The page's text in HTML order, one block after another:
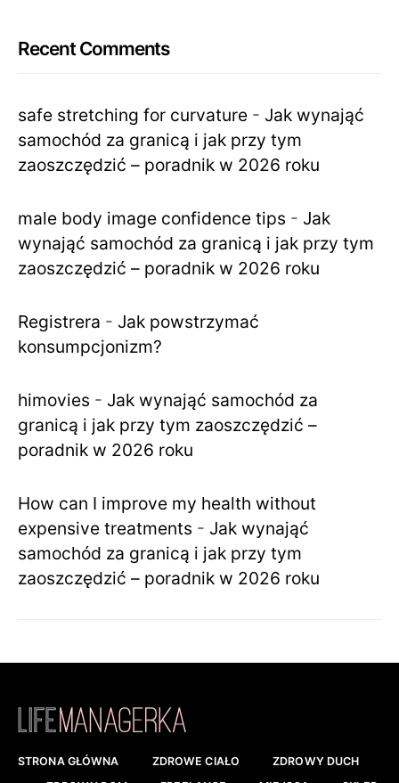
Recent Comments
safe stretching for curvature - Jak wynająć
samochód za granicą i jak przy tym
zaoszczędzić – poradnik w 2026 roku
male body image confidence tips - Jak
wynająć samochód za granicą i jak przy tym
zaoszczędzić – poradnik w 2026 roku
Registrera - Jak powstrzymać
konsumpcjonizm?
himovies - Jak wynająć samochód za
granicą i jak przy tym zaoszczędzić –
poradnik w 2026 roku
How can I improve my health without
expensive treatments - Jak wynająć
samochód za granicą i jak przy tym
zaoszczędzić – poradnik w 2026 roku
STRONA GŁÓWNA ZDROWE CIAŁO
ZDROWY DUCH